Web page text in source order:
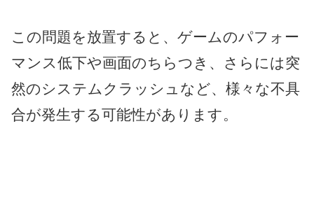
この問題を放置すると、ゲームのパフォー
マンス低下や画面のちらつき、さらには突
然のシステムクラッシュなど、様々な不具
合が発生する可能性があります。